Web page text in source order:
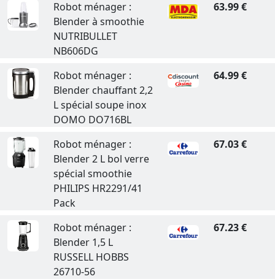
Robot ménager :
Blender à smoothie
NUTRIBULLET
NB606DG
63.99 €
Robot ménager :
Blender chauffant 2,2
L spécial soupe inox
DOMO DO716BL
64.99 €
Robot ménager :
Blender 2 L bol verre
spécial smoothie
PHILIPS HR2291/41
Pack
67.03 €
Robot ménager :
Blender 1,5 L
RUSSELL HOBBS
26710-56
67.23 €